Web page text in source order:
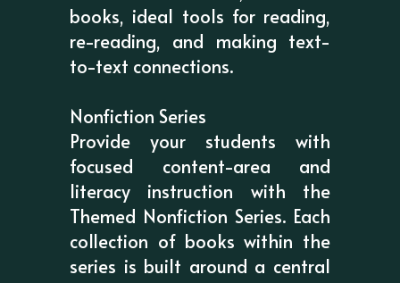
books, ideal tools for reading,
re-reading, and making text-
to-text connections.
Nonfiction Series
Provide your students with
focused content-area and
literacy instruction with the
Themed Nonfiction Series. Each
collection of books within the
series is built around a central